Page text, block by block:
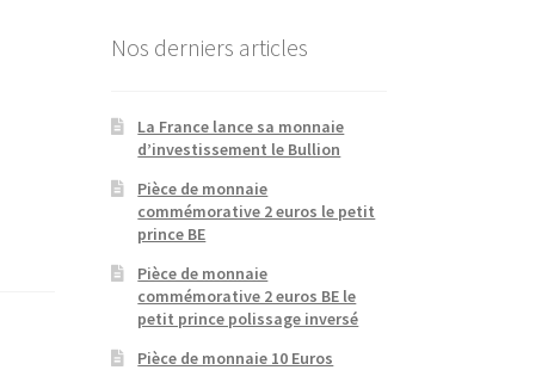
Nos derniers articles
La France lance sa monnaie
d’investissement le Bullion
Pièce de monnaie
commémorative 2 euros le petit
prince BE
Pièce de monnaie
commémorative 2 euros BE le
petit prince polissage inversé
Pièce de monnaie 10 Euros